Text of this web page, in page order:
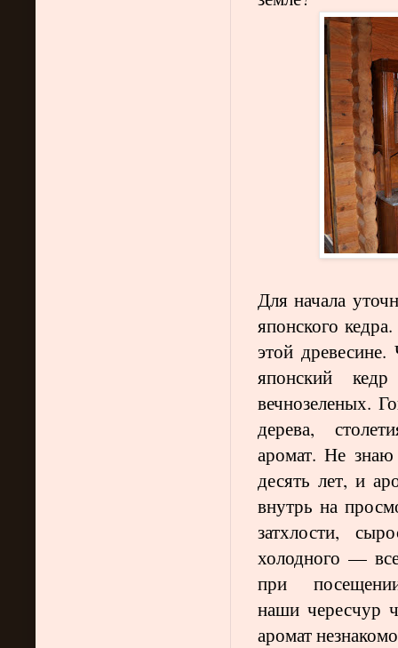
Для начала
японского
этой
японский
вечнозеленых.
дерева,
аромат. Не
десять лет, и
внутрь на
затхлости,
холодного —
при
нашичересчур
аромат